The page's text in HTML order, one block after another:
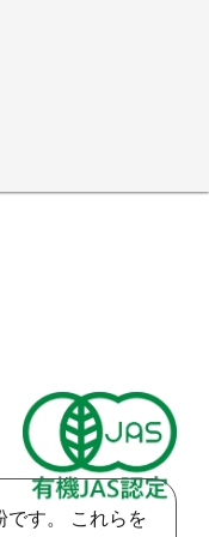
す。 これらを